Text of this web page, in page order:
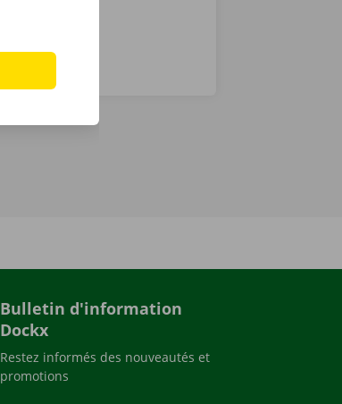
Bulletin d'information
Dockx
Restez informés des nouveautés et
promotions